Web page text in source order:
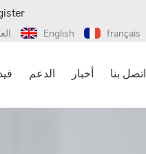
English français
الدعم أخبار اتصل بنا